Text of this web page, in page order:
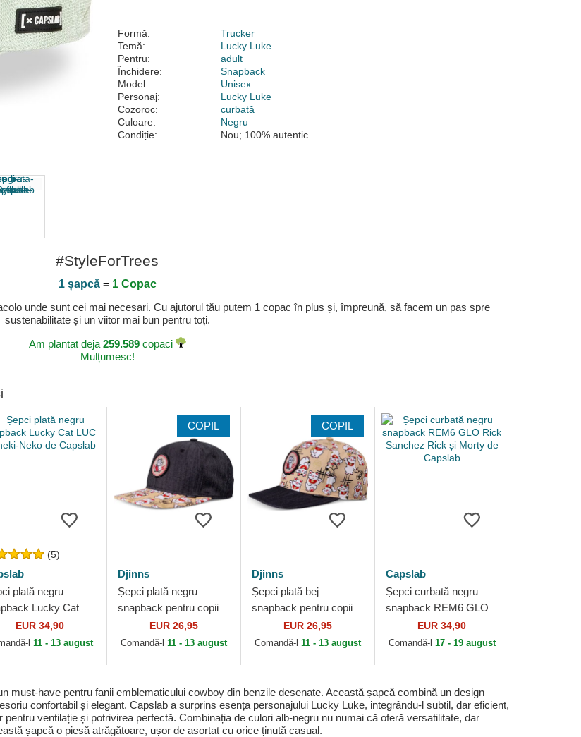
Formă:
Trucker
Temă:
Lucky Luke
Pentru:
adult
Închidere:
Snapback
Model:
Unisex
Personaj:
Lucky Luke
Cozoroc:
curbată
Culoare:
Negru
Condiție:
Nou; 100% autentic
#StyleForTrees
1 șapcă= 1 Copac
unde sunt cei mai necesari. Cu ajutorul tău putem 1 copac în plus și, împreună, să facem un pas spre
sustenabilitate și un viitor mai bun pentru toți.
Am plantat deja 259.589copaci
Mulțumesc!
(5)
plată negru
Lucky Cat
Maneki-Neko de
EUR 34,90
l 11 - 13 august
COPIL
Djinns
Șepci plată negru
snapback pentru copii
Lucky Cat Linen Rev de
Djinns
EUR 26,95
Comandă-l 11 - 13 august
COPIL
Djinns
Șepci plată bej
snapback pentru copii
Lucky Cat Linen de
Djinns
EUR 26,95
Comandă-l 11 - 13 august
Capslab
Șepci curbată negru
snapback REM6 GLO
Rick Sanchez Rick și
Morty de Capslab
EUR 34,90
Comandă-l 17 - 19 august
must-have pentru fanii emblematicului cowboy din benzile desenate. Această șapcă combină un design
confortabil și elegant. Capslab a surprins esența personajului Lucky Luke, integrându-l subtil, dar eficient,
ventilație și potrivirea perfectă. Combinația de culori alb-negru nu numai că oferă versatilitate, dar
șapcă o piesă atrăgătoare, ușor de asortat cu orice ținută casual.